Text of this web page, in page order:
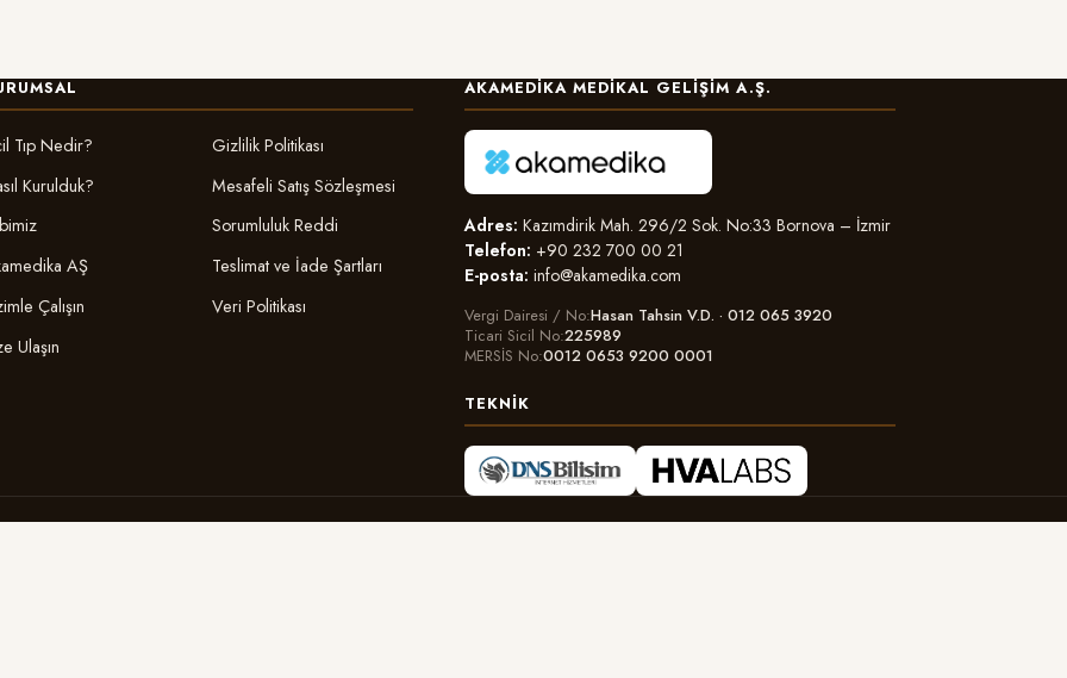
Tıp Nedir?
Kurulduk?
AŞ
Çalışın
Ulaşın
Gizlilik Politikası
Mesafeli Satış Sözleşmesi
Sorumluluk Reddi
Teslimat ve İade Şartları
Veri Politikası
AKAMEDIKA MEDIKAL GELIŞIM A.Ş.
Adres: Kazımdirik Mah. 296/2 Sok. No:33 Bornova – İzmir
Telefon: +90 232 700 00 21
E-posta: info@akamedika.com
Vergi Dairesi / No Hasan Tahsin V.D. · 012 065 3920
Ticari Sicil No 225989
MERSİS No 0012 0653 9200 0001
TEKNIK